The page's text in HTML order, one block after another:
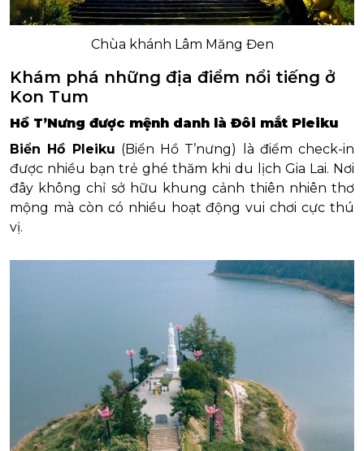
Chùa khánh Lâm Măng Đen
Khám phá những địa điểm nổi tiếng ở
Kon Tum
Hồ T’Nưng được mệnh danh là Đôi mắt Pleiku
Biển Hồ Pleiku (Biển Hồ T’nưng) là điểm check-in
được nhiều bạn trẻ ghé thăm khi du lịch Gia Lai. Nơi
đây không chỉ sở hữu khung cảnh thiên nhiên thơ
mộng mà còn có nhiều hoạt động vui chơi cực thú
vị.